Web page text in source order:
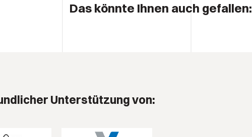
Das könnte Ihnen auch gefallen:
Unterstützung von: